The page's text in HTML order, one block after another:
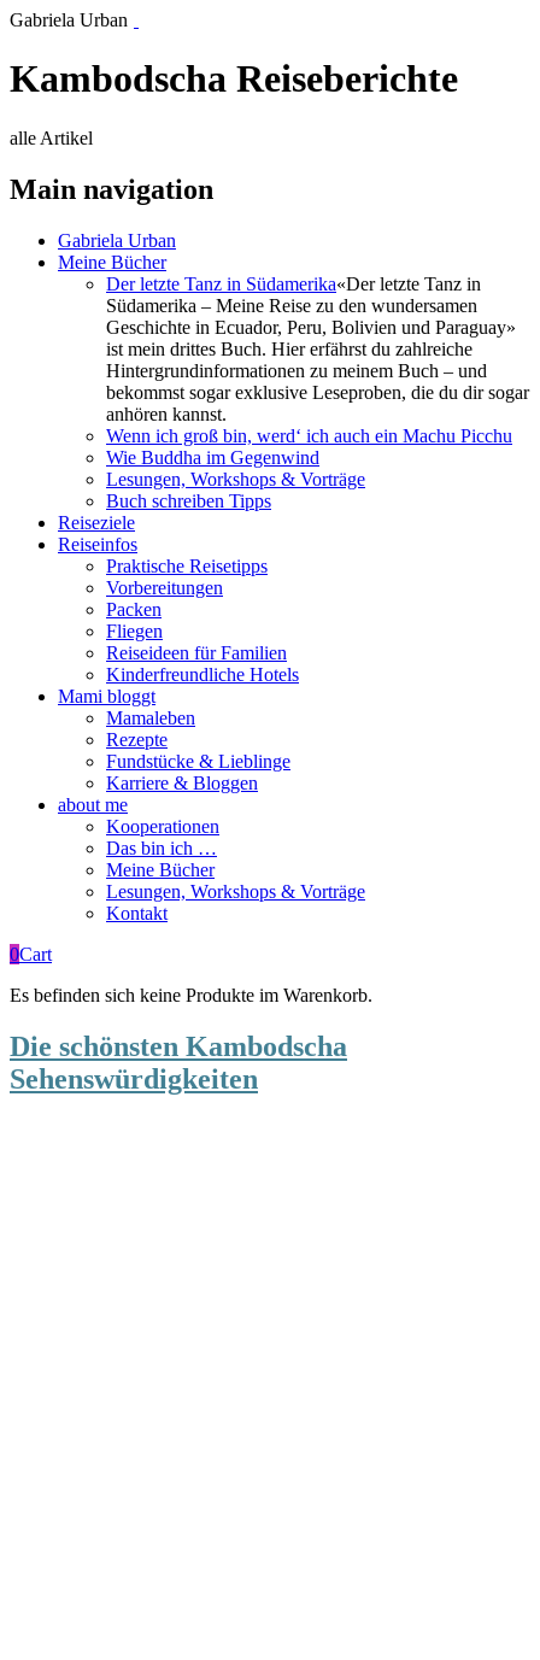
Gabriela Urban
Kambodscha Reiseberichte
alle Artikel
Main navigation
Gabriela Urban
Meine Bücher
Der letzte Tanz in Südamerika«Der letzte Tanz in
Südamerika – Meine Reise zu den wundersamen
Geschichte in Ecuador, Peru, Bolivien und Paraguay»
ist mein drittes Buch. Hier erfährst du zahlreiche
Hintergrundinformationen zu meinem Buch – und
bekommst sogar exklusive Leseproben, die du dir sogar
anhören kannst.
Wenn ich groß bin, werd‘ ich auch ein Machu Picchu
Wie Buddha im Gegenwind
Lesungen, Workshops & Vorträge
Buch schreiben Tipps
Reiseziele
Reiseinfos
Praktische Reisetipps
Vorbereitungen
Packen
Fliegen
Reiseideen für Familien
Kinderfreundliche Hotels
Mami bloggt
Mamaleben
Rezepte
Fundstücke & Lieblinge
Karriere & Bloggen
about me
Kooperationen
Das bin ich …
Meine Bücher
Lesungen, Workshops & Vorträge
Kontakt
0Cart
Es befinden sich keine Produkte im Warenkorb.
Die schönsten Kambodscha
Sehenswürdigkeiten